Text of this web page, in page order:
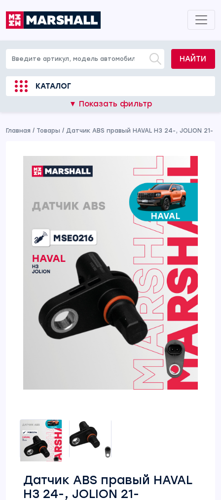
НАЙТИ
КАТАЛОГ
▼ Показать фильтр
Главная / Товары / Датчик ABS правый HAVAL H3 24-, JOLION 21-
Датчик ABS правый HAVAL
H3 24-, JOLION 21-